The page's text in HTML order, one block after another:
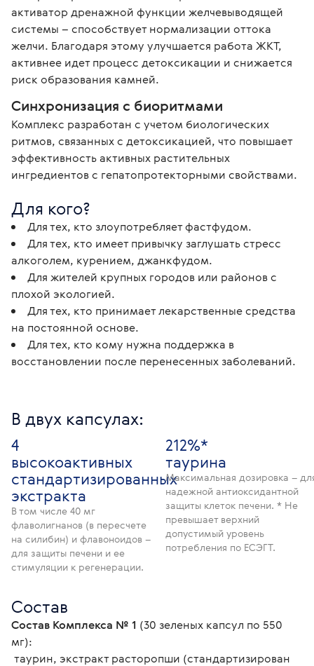
активатор дренажной функции желчевыводящей
системы – способствует нормализации оттока
желчи. Благодаря этому улучшается работа ЖКТ,
активнее идет процесс детоксикации и снижается
риск образования камней.
Синхронизация с биоритмами
Комплекс разработан с учетом биологических
ритмов, связанных с детоксикацией, что повышает
эффективность активных растительных
ингредиентов с гепатопротекторными свойствами.
Для кого?
Для тех, кто злоупотребляет фастфудом.
Для тех, кто имеет привычку заглушать стресс
алкоголем, курением, джанкфудом.
Для жителей крупных городов или районов с
плохой экологией.
Для тех, кто принимает лекарственные средства
на постоянной основе.
Для тех, кто кому нужна поддержка в
восстановлении после перенесенных заболеваний.
В двух капсулах:
4
высокоактивных
стандартизированных
экстракта
В том числе 40 мг
флаволигнанов (в пересчете
на силибин) и флавоноидов –
для защиты печени и ее
стимуляции к регенерации.
212%*
таурина
Максимальная дозировка –
надежной антиоксидантной
защиты клеток печени. * Не
превышает верхний
допустимый уровень
потребления по ЕСЭГТ.
Состав
Состав Комплекса № 1 (30 зеленых капсул по 550
мг):